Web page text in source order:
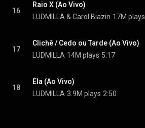
16
Raio X (Ao Vivo)
LUDMILLA & Carol Biazin 17M plays
17
Clichê / Cedo ou Tarde (Ao Vivo)
LUDMILLA 14M plays 5:17
18
Ela (Ao Vivo)
LUDMILLA 3.9M plays 2:50